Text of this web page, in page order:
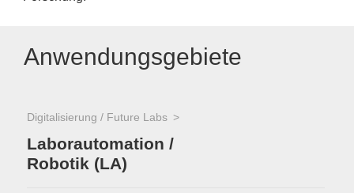
Anwendungsgebiete
Digitalisierung / Future Labs
Laborautomation /
Robotik (LA)